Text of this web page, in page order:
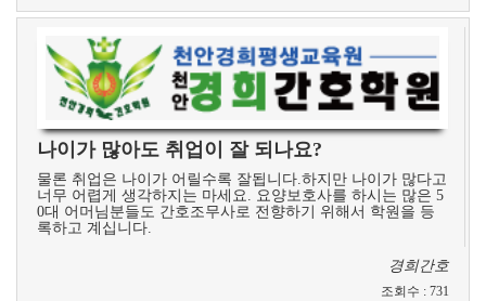
나이가 많아도 취업이 잘 되나요?
물론 취업은 나이가 어릴수록 잘됩니다.하지만 나이가 많다고
너무 어렵게 생각하지는 마세요. 요양보호사를 하시는 많은 5
0대 어머님분들도 간호조무사로 전향하기 위해서 학원을 등
록하고 계십니다.
경희간호
조회수 : 731